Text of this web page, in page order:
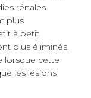
rénales.
plus
à petit
plus éliminés.
lorsque cette
les lésions